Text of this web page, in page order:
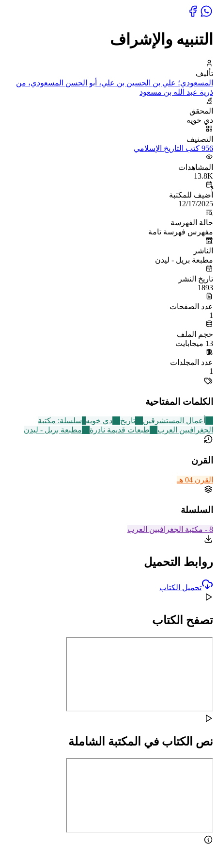
التنبيه والإشراف
تأليف
المسعودي؛ علي بن الحسين بن علي، أبو الحسن المسعودي، من
ذرية عبد الله بن مسعود
المحقق
دي خويه
التصنيف
956 كتب التاريخ الإسلامي
المشاهدات
13.8K
أُضيف للمكتبة
12/17/2025
حالة الفهرسة
مفهرس فهرسة تامة
الناشر
مطبعة بريل - ليدن
تاريخ النشر
1893
عدد الصفحات
1
حجم الملف
13 ميجابايت
عدد المجلدات
1
الكلمات المفتاحية
أعمال المستشرقين تاريخ دي خويه سلسلة: مكتبة
الجغرافيين العرب
طبعات قديمة نادرة مطبعة بريل - ليدن
القرن
القرن 04 هـ
السلسلة
8 - مكتبة الجغرافيين العرب
روابط التحميل
تحميل الكتاب
تصفح الكتاب
نص الكتاب في المكتبة الشاملة